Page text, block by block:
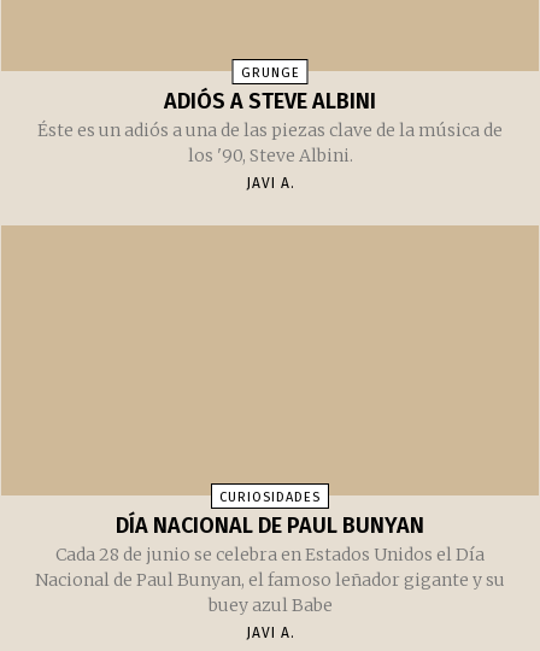
GRUNGE
ADIÓS A STEVE ALBINI
Éste es un adiós a una de las piezas clave de la música de
los '90, Steve Albini.
JAVI A.
CURIOSIDADES
DÍA NACIONAL DE PAUL BUNYAN
Cada 28 de junio se celebra en Estados Unidos el Día
Nacional de Paul Bunyan, el famoso leñador gigante y su
buey azul Babe
JAVI A.